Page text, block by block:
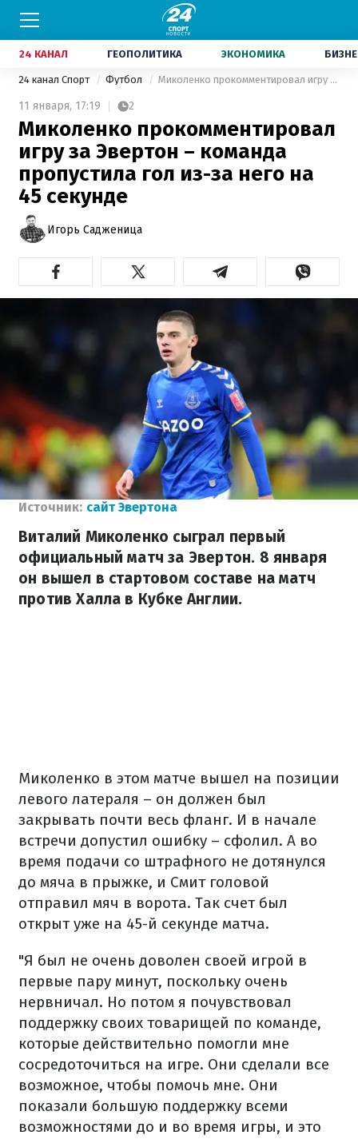
24 КАНАЛ ГЕОПОЛИТИКА ЭКОНОМИКА
24 канал Спорт Футбол Миколенко прокомментировал игру за Эвертон – команда пропустила гол из-за него на 45 секунде
11 января, 17:19 2
Миколенко прокомментировал
игру за Эвертон – команда
пропустила гол из-за него на
45 секунде
Игорь Садженица
Источник: сайт Эвертона
Виталий Миколенко сыграл первый
официальный матч за Эвертон. 8 января
он вышел в стартовом составе на матч
против Халла в Кубке Англии.
Миколенко в этом матче вышел на позиции
левого латераля – он должен был
закрывать почти весь фланг. И в начале
встречи допустил ошибку – сфолил. А во
время подачи со штрафного не дотянулся
до мяча в прыжке, и Смит головой
отправил мяч в ворота. Так счет был
открыт уже на 45-й секунде матча.
"Я был не очень доволен своей игрой в
первые пару минут, поскольку очень
нервничал. Но потом я почувствовал
поддержку своих товарищей по команде,
которые действительно помогли мне
сосредоточиться на игре. Они сделали все
возможное, чтобы помочь мне. Они
показали большую поддержку всеми
возможностями до и во время игры, и это